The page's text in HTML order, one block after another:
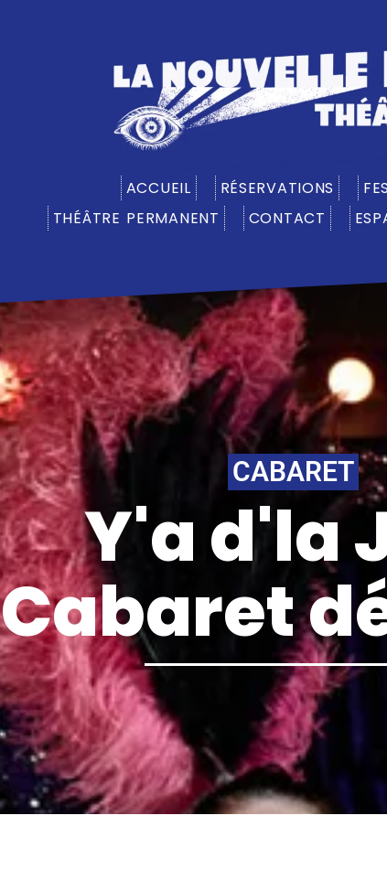
ACCUEIL RÉSERVATIONS
THÉÂTRE PERMANENT
CONTACT
CABARET
Y'a d'la
Cabaret